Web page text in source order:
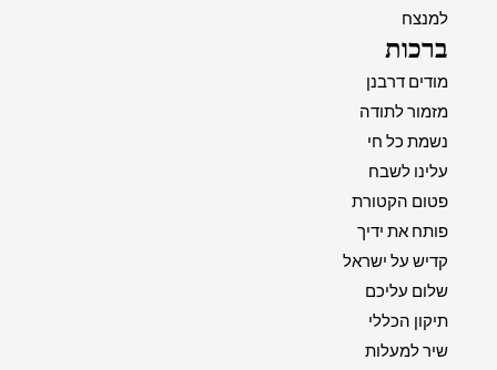
למנצח
ברכות
מודים דרבנן
מזמור לתודה
נשמת כל חי
עלינו לשבח
פטום הקטורת
פותח את ידיך
קדיש על ישראל
שלום עליכם
תיקון הכללי
שיר למעלות